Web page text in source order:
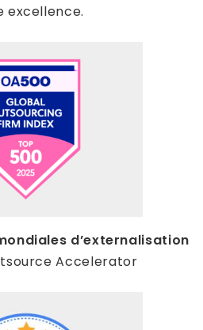
excellence.
d’externalisation
Accelerator